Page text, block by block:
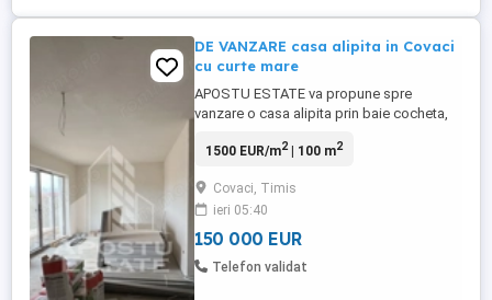
DE VANZARE casa alipita in Covaci
cu curte mare
APOSTU ESTATE va propune spre
vanzare o casa alipita prin baie cocheta,
linistita din Covaci, ideal pentru familie sau
Compartimentare: Parter: • camera/birou
(ideal pentru oaspeti, lucru de acasa sau
hobby) • living ...
1500 EUR/m2| 100 m2
Covaci, Timis
ieri 05:40
150 000 EUR
Telefon validat